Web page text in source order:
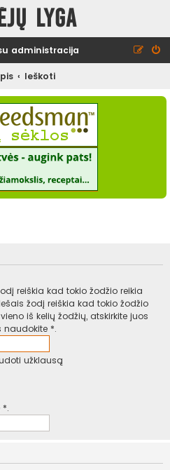
lyga
administracija
Ieškoti
reiškia kad tokio žodžio reikia
žodį reiškia kad tokio žodžio
iš kelių žodžių, atskirkite juos
naudokite *.
užklausą
*.